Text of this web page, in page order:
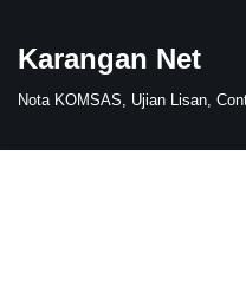
Skip
to
Karangan Net
Nota KOMSAS, Ujian Lisan,